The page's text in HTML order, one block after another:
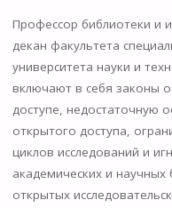
Профессор библиотеки и
декан факультета
университета науки и
включают в себя законы
доступе, недостаточную
открытого доступа,
циклов исследований и
академических и научных
открытых